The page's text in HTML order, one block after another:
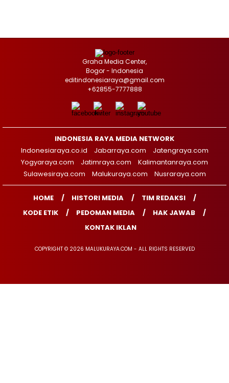
Graha Media Center,
Bogor - Indonesia
editindonesiaraya@gmail.com
+62855-7777888
INDONESIA RAYA MEDIA NETWORK
Indonesiaraya.co.id
Jabarraya.com
Jatengraya.com
Yogyaraya.com
Jatimraya.com
Kalimantanraya.com
Sulawesiraya.com
Malukuraya.com Nusraraya.com
HOME HISTORI MEDIA
TIM REDAKSI
KODE ETIK
PEDOMAN MEDIA
HAK JAWAB
KONTAK IKLAN
COPYRIGHT © 2026 MALUKURAYA.COM - ALL RIGHTS RESERVED